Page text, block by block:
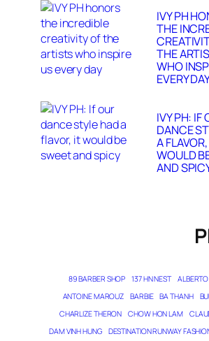
IVY PH
THE
THE
WHO
EVERY
IVY PH: IF
DANCE
A
WOULD
AND
89 BARBER SHOP 137 HN NEST
ANTOINE MAROUZ
BARBIE BA THANH
CHARLIZE THERON
CHOW HON LAM
DAM VINH HUNG
DESTINATION RUNWAY